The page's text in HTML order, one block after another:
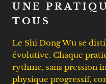
UNE
TOUS
Le Shi Dong Wu se
évolutive. Chaque
rythme, sans pression
physique progressif,